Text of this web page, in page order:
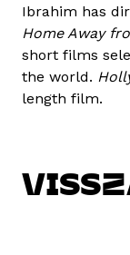
Ibrahim has
Home Away
short films
the world.
length film.